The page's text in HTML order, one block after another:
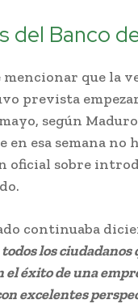
del Banco
que la
prevista
según
en esa semana no
oficial sobre
continuaba
los ciudadanos
éxito de una
excelentes